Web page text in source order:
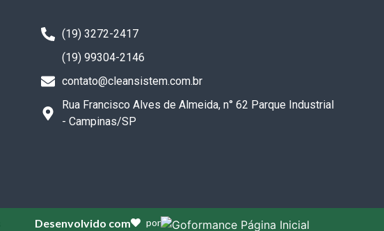
(19) 3272-2417
(19) 99304-2146
contato@cleansistem.com.br
Rua Francisco Alves de Almeida, n° 62 Parque Industrial
- Campinas/SP
Desenvolvido com por